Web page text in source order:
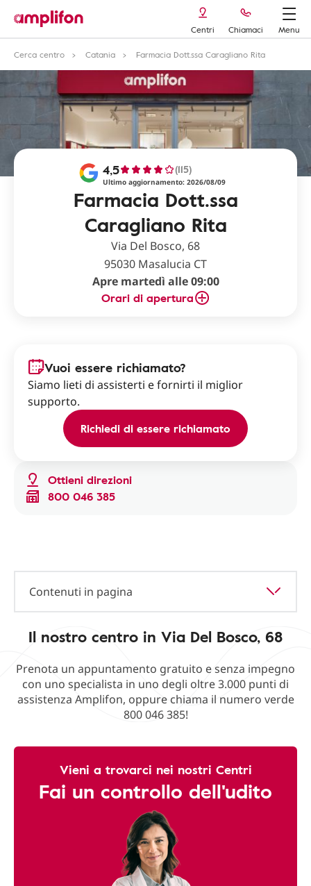
Centri Chiamaci
Menu
Cerca centro
Catania Farmacia Dott.ssa Caragliano Rita
Farmacia Dott.ssa
Caragliano Rita
4,5 (115)
Ultimo aggiornamento: 2026/08/09
Via Del Bosco, 68
95030 Masalucia CT
Apre martedì alle 09:00
Orari di apertura
Ottieni direzioni
800 046 385
Vuoi essere richiamato?
Siamo lieti di assisterti e fornirti il miglior
supporto.
Richiedi di essere richiamato
Contenuti in pagina
Il nostro centro in Via Del Bosco, 68
Prenota un appuntamento gratuito e senza impegno
con uno specialista in uno degli oltre 3.000 punti di
assistenza Amplifon, oppure chiama il numero verde
800 046 385!
Vieni a trovarci nei nostri Centri
Fai un controllo dell'udito